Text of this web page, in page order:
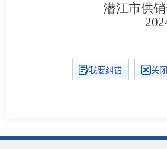
潜江市供
2024年
我要纠错 关